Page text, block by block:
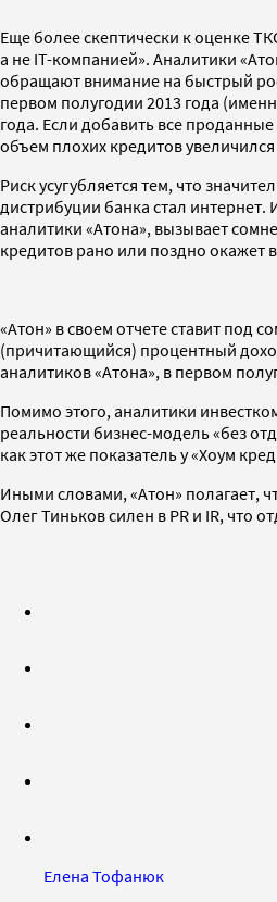
Еще более скептически к оценке
а не IT-компанией». Аналитики
обращают внимание на быстрый
первом полугодии 2013 года
года. Если добавить все
объем плохих кредитов
Риск усугубляется тем, что
дистрибуции банка стал интернет.
аналитики «Атона», вызывает
кредитов рано или поздно окажет
«Атон» в своем отчете ставит под
(причитающийся) процентный
аналитиков «Атона», в первом
Помимо этого, аналитики
реальности бизнес-модель «без
как этот же показатель у «Хоум
Иными словами, «Атон» полагает,
Олег Тиньков силен в PR и IR, что
Елена Тофанюк